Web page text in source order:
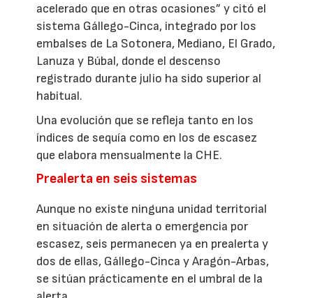
acelerado que en otras ocasiones” y citó el
sistema Gállego-Cinca, integrado por los
embalses de La Sotonera, Mediano, El Grado,
Lanuza y Búbal, donde el descenso
registrado durante julio ha sido superior al
habitual.
Una evolución que se refleja tanto en los
índices de sequía como en los de escasez
que elabora mensualmente la CHE.
Prealerta en seis sistemas
Aunque no existe ninguna unidad territorial
en situación de alerta o emergencia por
escasez, seis permanecen ya en prealerta y
dos de ellas, Gállego-Cinca y Aragón-Arbas,
se sitúan prácticamente en el umbral de la